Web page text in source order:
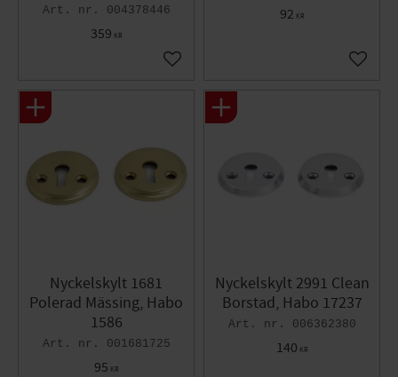
004378446
359 KR
Lägg till i favoriter
92 KR
Lägg
Nyckelskylt 1681
Polerad Mässing, Habo
1586
001681725
95 KR
Nyckelskylt 2991 Clean
Borstad, Habo 17237
006362380
140 KR